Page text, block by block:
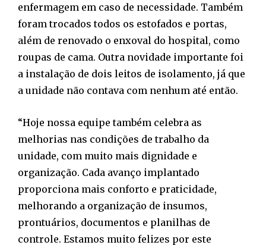
enfermagem em caso de necessidade. Também
foram trocados todos os estofados e portas,
além de renovado o enxoval do hospital, como
roupas de cama. Outra novidade importante foi
a instalação de dois leitos de isolamento, já que
a unidade não contava com nenhum até então.
“Hoje nossa equipe também celebra as
melhorias nas condições de trabalho da
unidade, com muito mais dignidade e
organização. Cada avanço implantado
proporciona mais conforto e praticidade,
melhorando a organização de insumos,
prontuários, documentos e planilhas de
controle. Estamos muito felizes por este